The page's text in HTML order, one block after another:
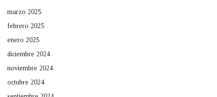
marzo 2025
febrero 2025
enero 2025
diciembre 2024
noviembre 2024
octubre 2024